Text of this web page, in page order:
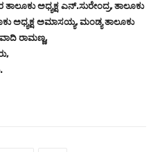
ಅಧ್ಯಕ್ಷ ಎನ್.ಸುರೇಂದ್ರ, ತಾಲೂಕು
ಅಧ್ಯಕ್ಷ ಅಮಾಸಯ್ಯ, ಮಂಡ್ಯ ತಾಲೂಕು
ರಾಮಣ್ಣ,